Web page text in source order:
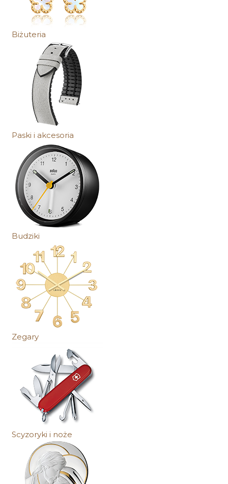
Biżuteria
Paski i akcesoria
Budziki
Zegary
Scyzoryki i noże